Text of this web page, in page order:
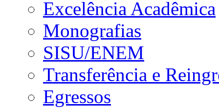
Excelência Acadêmica
Monografias
SISU/ENEM
Transferência e
Egressos